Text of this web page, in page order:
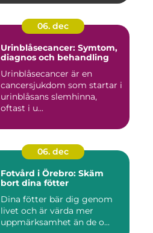
06. dec
Urinblåsecancer: Symtom,
diagnos och behandling
Urinblåsecancer är en
cancersjukdom som startar i
urinblåsans slemhinna,
oftast i u...
06. dec
Fotvård i Örebro: Skäm
bort dina fötter
Dina fötter bär dig genom
livet och är värda mer
uppmärksamhet än de o...